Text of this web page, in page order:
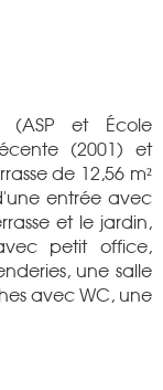
(ASP et École
(2001) et
de 12,56 m²
entrée avec
et le jardin,
petit office,
une salle
avec WC, une